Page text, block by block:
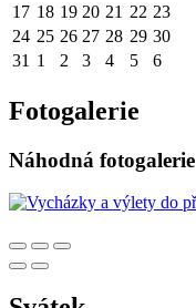
17 18 19 20 21 22 23
24 25 26 27 28 29 30
31 1 2 3 4 5 6
Fotogalerie
Náhodná fotogalerie